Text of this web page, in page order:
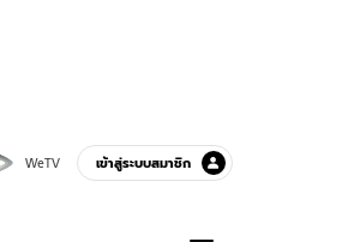
WeTV เข้าสู่ระบบสมาชิก